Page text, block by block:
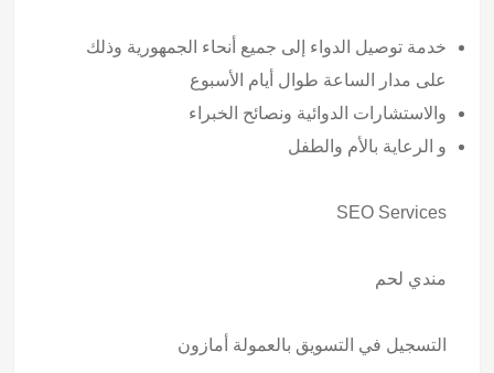
خدمة توصيل الدواء إلى جميع أنحاء الجمهورية وذلك
على مدار الساعة طوال أيام الأسبوع
والاستشارات الدوائية ونصائح الخبراء
و الرعاية بالأم والطفل
SEO Services
مندي لحم
التسجيل في التسويق بالعمولة أمازون